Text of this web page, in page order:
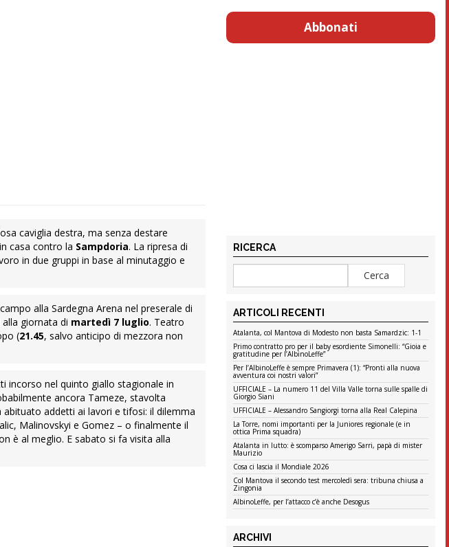
caviglia destra, ma senza destare
casa contro la Sampdoria. La ripresa di
in due gruppi in base al minutaggio e
alla Sardegna Arena nel preserale di
giornata di martedì 7 luglio. Teatro
(21.45, salvo anticipo di mezzora non
incorso nel quinto giallo stagionale in
ancora Tameze, stavolta
abituato addetti ai lavori e tifosi: il dilemma
Malinovskyi e Gomez – o finalmente il
è al meglio. E sabato si fa visita alla
Abbonati
RICERCA
ARTICOLI RECENTI
Atalanta, col Mantova di Modesto non basta Samardzic: 1-1
Primo contratto pro per il baby esordiente Simonelli: “Gioia e
gratitudine per l’AlbinoLeffe”
Per l’AlbinoLeffe è sempre Primavera (1): “Pronti alla nuova
avventura coi nostri valori”
UFFICIALE – La numero 11 del Villa Valle torna sulle spalle di
Giorgio Siani
UFFICIALE – Alessandro Sangiorgi torna alla Real Calepina
La Torre, nomi importanti per la Juniores regionale (e in
ottica Prima squadra)
Atalanta in lutto: è scomparso Amerigo Sarri, papà di mister
Maurizio
Cosa ci lascia il Mondiale 2026
Col Mantova il secondo test mercoledì sera: tribuna chiusa a
Zingonia
AlbinoLeffe, per l’attacco c’è anche Desogus
ARCHIVI